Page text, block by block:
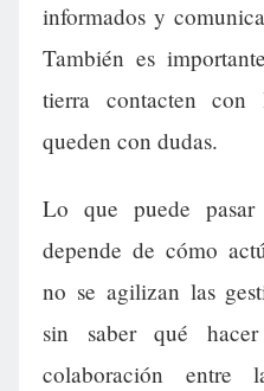
informados y
También es
tierra contacten
queden con dudas.
Lo que puede
depende de cómo
no se agilizan las
sin saber qué
colaboración entre